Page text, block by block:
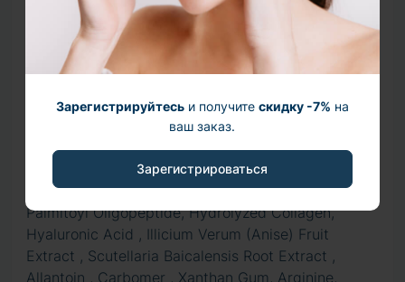
Зарегистрируйтесьи получите скидку -7% на
ваш заказ.
Зарегистрироваться
Hydrolyzed Collagen Extract. Triticum Aestivum
(Wheat) Peptide, Bifida Ferment Filtrate,
Lactobacillus Ferment, Leuconostoc Ferment
Glycerine, Butylene Glycol, Methyl Gluceth-20,
Hydrolyzed Glycosaminoglycans, Betaine, Sodium
Hyaluronate, Leontopodium Alpinum Callus Culture
Extract, Oligopeptide-29, Nicotinoyl Tripeptide-1,
Caffeoyl sh-Octapeptide-4, sh-Decapeptide-9,
Palmitoyl Oligopeptide, Hydrolyzed Collagen,
Hyaluronic Acid , Illicium Verum (Anise) Fruit
Extract , Scutellaria Baicalensis Root Extract ,
Allantoin , Carbomer , Xanthan Gum, Arginine,